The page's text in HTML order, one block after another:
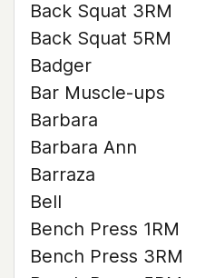
Back Squat 3RM
Back Squat 5RM
Badger
Bar Muscle-ups
Barbara
Barbara Ann
Barraza
Bell
Bench Press 1RM
Bench Press 3RM